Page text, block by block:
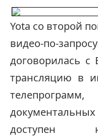
Yota со второй
видео-по-
договорилась с
трансляцию в
доступен